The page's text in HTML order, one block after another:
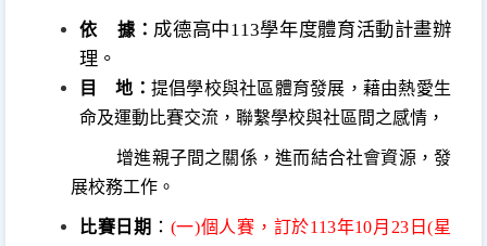
依 據： 成德高中113學年度體育活動計畫辦
理。
目 地： 提倡學校與社區體育發展，藉由熱愛生
命及運動比賽交流，聯繫學校與社區間之感情，
增進親子間之關係，進而結合社會資源，發
展校務工作。
比賽日期 ： (一)個人賽，訂於113年10月 23日(星